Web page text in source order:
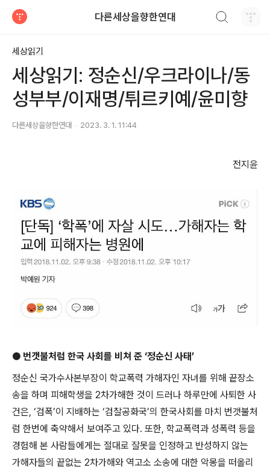
다른세상을향한연대
세상읽기
세상읽기: 정순신/우크라이나/동
성부부/이재명/튀르키예/윤미향
다른세상을향한연대 2023. 3. 1. 11:44
전지윤
● 번갯불처럼 한국 사회를 비쳐 준 ‘정순신 사태’
정순신 국가수사본부장이 학교폭력 가해자인 자녀를 위해 끝장소
송을 하며 피해학생을 2차가해한 것이 드러나 하루만에 사퇴한 사
건은, ‘검폭’이 지배하는 ‘검찰공화국’의 한국사회를 마치 번갯불처
럼 한번에 축약해서 보여주고 있다. 또한, 학교폭력과 성폭력 등을
경험해 본 사람들에게는 절대로 잘못을 인정하고 반성하지 않는
가해자들의 끝없는 2차가해와 역고소 소송에 대한 악몽을 떠올리